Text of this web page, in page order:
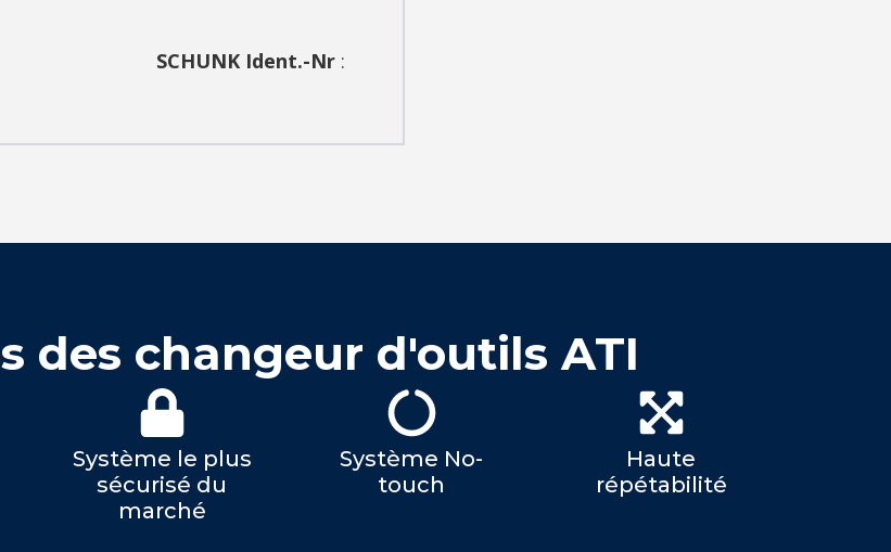
Nr :
des changeur d'outils ATI
Système le plus
sécurisé du
marché
Système No-
touch
Haute
répétabilité